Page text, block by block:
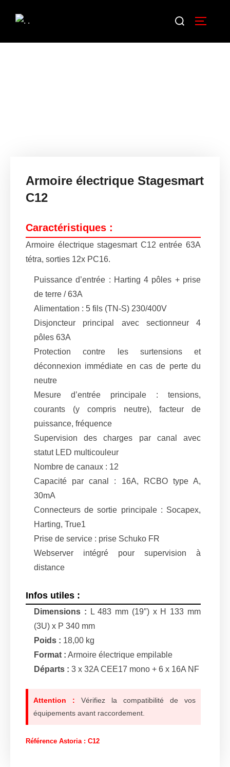
Armoire électrique Stagesmart
C12
Caractéristiques :
Armoire électrique stagesmart C12 entrée 63A
tétra, sorties 12x PC16.
Puissance d’entrée : Harting 4 pôles + prise
de terre / 63A
Alimentation : 5 fils (TN-S) 230/400V
Disjoncteur principal avec sectionneur 4
pôles 63A
Protection contre les surtensions et
déconnexion immédiate en cas de perte du
neutre
Mesure d’entrée principale : tensions,
courants (y compris neutre), facteur de
puissance, fréquence
Supervision des charges par canal avec
statut LED multicouleur
Nombre de canaux : 12
Capacité par canal : 16A, RCBO type A,
30mA
Connecteurs de sortie principale : Socapex,
Harting, True1
Prise de service : prise Schuko FR
Webserver intégré pour supervision à
distance
Infos utiles :
Dimensions : L 483 mm (19″) x H 133 mm
(3U) x P 340 mm
Poids : 18,00 kg
Format : Armoire électrique empilable
Départs : 3 x 32A CEE17 mono + 6 x 16A NF
Attention : Vérifiez la compatibilité de vos
équipements avant raccordement.
Référence Astoria : C12